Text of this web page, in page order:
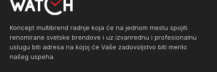
Koncept multibrend radnje koja će na jednom mestu spojiti
renomirane svetske brendove i uz izvanrednu i profesionalnu
uslugu biti adresa na kojoj će Vaše zadovoljstvo biti merilo
našeg uspeha.